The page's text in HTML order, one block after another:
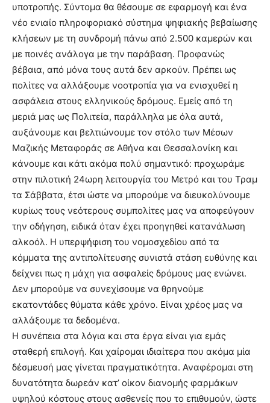
υποτροπής. Σύντομα θα θέσουμε σε εφαρμογή και ένα
νέο ενιαίο πληροφοριακό σύστημα ψηφιακής βεβαίωσης
κλήσεων με τη συνδρομή πάνω από 2.500 καμερών και
με ποινές ανάλογα με την παράβαση. Προφανώς
βέβαια, από μόνα τους αυτά δεν αρκούν. Πρέπει ως
πολίτες να αλλάξουμε νοοτροπία για να ενισχυθεί η
ασφάλεια στους ελληνικούς δρόμους. Εμείς από τη
μεριά μας ως Πολιτεία, παράλληλα με όλα αυτά,
αυξάνουμε και βελτιώνουμε τον στόλο των Μέσων
Μαζικής Μεταφοράς σε Αθήνα και Θεσσαλονίκη και
κάνουμε και κάτι ακόμα πολύ σημαντικό: προχωράμε
στην πιλοτική 24ωρη λειτουργία του Μετρό και του Τραμ
τα Σάββατα, έτσι ώστε να μπορούμε να διευκολύνουμε
κυρίως τους νεότερους συμπολίτες μας να αποφεύγουν
την οδήγηση, ειδικά όταν έχει προηγηθεί κατανάλωση
αλκοόλ. Η υπερψήφιση του νομοσχεδίου από τα
κόμματα της αντιπολίτευσης συνιστά στάση ευθύνης και
δείχνει πως η μάχη για ασφαλείς δρόμους μας ενώνει.
Δεν μπορούμε να συνεχίσουμε να θρηνούμε
εκατοντάδες θύματα κάθε χρόνο. Είναι χρέος μας να
αλλάξουμε τα δεδομένα.
Η συνέπεια στα λόγια και στα έργα είναι για εμάς
σταθερή επιλογή. Και χαίρομαι ιδιαίτερα που ακόμα μία
δέσμευσή μας γίνεται πραγματικότητα. Αναφέρομαι στη
δυνατότητα δωρεάν κατ’ οίκον διανομής φαρμάκων
υψηλού κόστους στους ασθενείς που το επιθυμούν, ώστε